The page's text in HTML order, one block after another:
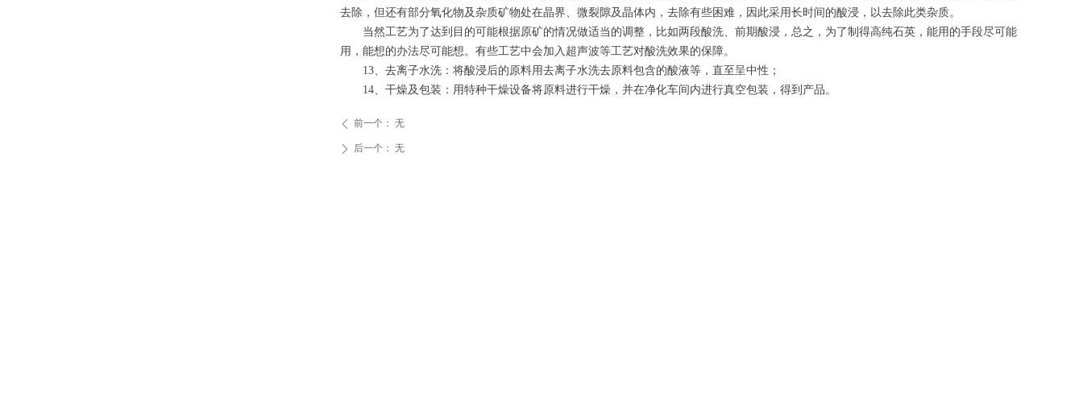
去除，但还有部分氧化物及杂质矿物处在晶界、微裂隙及晶体内，去除有些困难，因此采用长时间的酸浸，以去除此类杂质。
当然工艺为了达到目的可能根据原矿的情况做适当的调整，比如两段酸洗、前期酸浸，总之，为了制得高纯石英，能用的手段尽可能
用，能想的办法尽可能想。有些工艺中会加入超声波等工艺对酸洗效果的保障。
13、去离子水洗：将酸浸后的原料用去离子水洗去原料包含的酸液等，直至呈中性；
14、干燥及包装：用特种干燥设备将原料进行干燥，并在净化车间内进行真空包装，得到产品。
ꄴ 前一个： 无
ꄲ 后一个： 无